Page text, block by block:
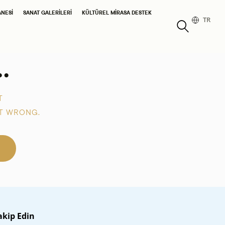
SANAT GALERILERI KÜLTÜREL MIRASA DESTEK
TR
WRONG.
Edin